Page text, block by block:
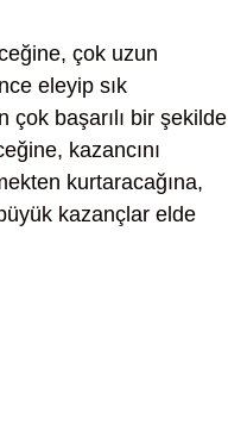
çok uzun
eleyip sık
çok başarılı bir şekilde
kazancını
kurtaracağına,
kazançlar elde